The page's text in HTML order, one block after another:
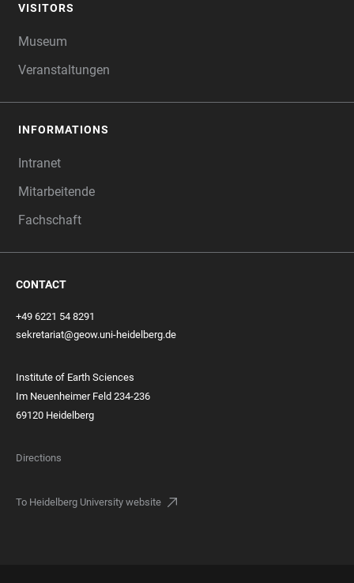
VISITORS
Museum
Veranstaltungen
INFORMATIONS
Intranet
Mitarbeitende
Fachschaft
CONTACT
+49 6221 54 8291
sekretariat@geow.uni-heidelberg.de
Institute of Earth Sciences
Im Neuenheimer Feld 234-236
69120 Heidelberg
Directions
To Heidelberg University website